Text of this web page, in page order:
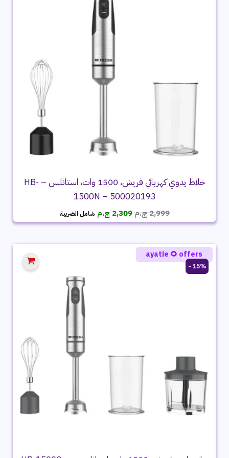
خلاط يدوي كهربائي فريش، 1500 وات، استانلس – HB-
1500N – 500020193
2,999ج.مالسعر
الأصلي
2,999 ج.م.
2,309 ج.م السعر
الحالي
2,309 ج.م.
شامل الضريبة
15% -
ayatie 🌻 offers